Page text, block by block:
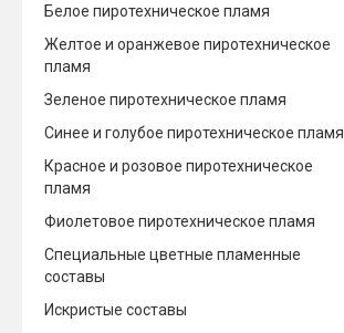
Белое пиротехническое пламя
Желтое и оранжевое пиротехническое
пламя
Зеленое пиротехническое пламя
Синее и голубое пиротехническое пламя
Красное и розовое пиротехническое
пламя
Фиолетовое пиротехническое пламя
Специальные цветные пламенные
составы
Искристые составы